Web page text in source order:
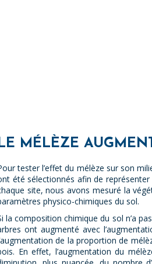
MÉLÈZE
tester l’effet du mélèze sur son
été sélectionnés afin de
site, nous avons mesuré la
physico-chimiques du sol.
la composition chimique du sol n’a
ont augmenté avec
de la proportion de
En effet, l’augmentation du